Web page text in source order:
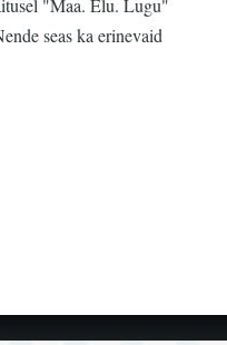
"Maa. Elu. Lugu"
seas ka erinevaid